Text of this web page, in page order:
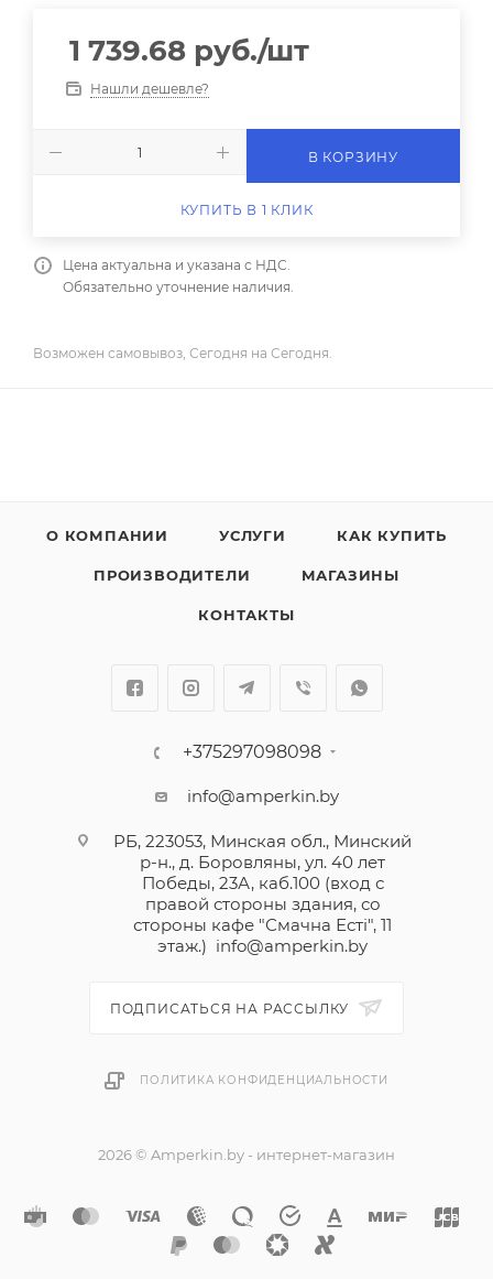
1 739.68 руб./шт
Нашли дешевле?
В КОРЗИНУ
КУПИТЬ В 1 КЛИК
Цена актуальна и указана с НДС.
Обязательно уточнение наличия.
Возможен самовывоз, Сегодня на Сегодня.
О КОМПАНИИ УСЛУГИ КАК КУПИТЬ
ПРОИЗВОДИТЕЛИ МАГАЗИНЫ
КОНТАКТЫ
+375297098098
info@amperkin.by
РБ, 223053, Минская обл., Минский
р-н., д. Боровляны, ул. 40 лет
Победы, 23А, каб.100 (вход с
правой стороны здания, со
стороны кафе "Смачна Естi", 11
этаж.) info@amperkin.by
ПОДПИСАТЬСЯ НА РАССЫЛКУ
ПОЛИТИКА КОНФИДЕНЦИАЛЬНОСТИ
2026 © Amperkin.by - интернет-магазин